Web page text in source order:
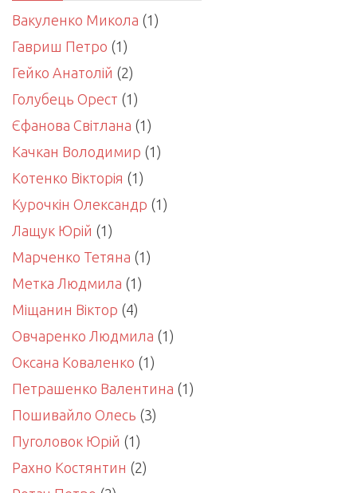
Вакуленко Микола (1)
Гавриш Петро (1)
Гейко Анатолій (2)
Голубець Орест (1)
Єфанова Світлана (1)
Качкан Володимир (1)
Котенко Вікторія (1)
Курочкін Олександр (1)
Лащук Юрій (1)
Марченко Тетяна (1)
Метка Людмила (1)
Міщанин Віктор (4)
Овчаренко Людмила (1)
Оксана Коваленко (1)
Петрашенко Валентина (1)
Пошивайло Олесь (3)
Пуголовок Юрій (1)
Рахно Костянтин (2)